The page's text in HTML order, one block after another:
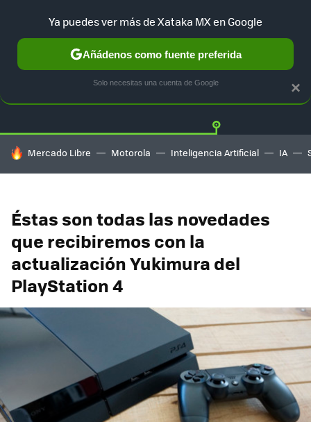
Twitter
HOY SE HABLA DE
Mercado Libre Motorola Inteligencia Artificial IA
Éstas son todas las novedades
que recibiremos con la
actualización Yukimura del
PlayStation 4
×
Ya puedes ver más de Xataka MX en Google
Añádenos como fuente preferida
Solo necesitas una cuenta de Google